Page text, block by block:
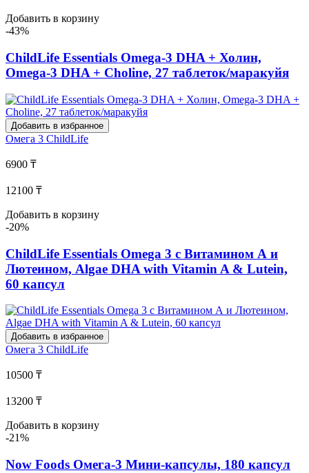
Добавить в корзину
-43%
ChildLife Essentials Omega-3 DHA + Холин,
Omega-3 DHA + Choline, 27 таблеток/маракуйя
Добавить в избранное
Омега 3 ChildLife
6900 ₸
12100 ₸
Добавить в корзину
-20%
ChildLife Essentials Omega 3 с Витамином А и
Лютеином, Algae DHA with Vitamin A & Lutein,
60 капсул
Добавить в избранное
Омега 3 ChildLife
10500 ₸
13200 ₸
Добавить в корзину
-21%
Now Foods Омега-3 Мини-капсулы, 180 капсул